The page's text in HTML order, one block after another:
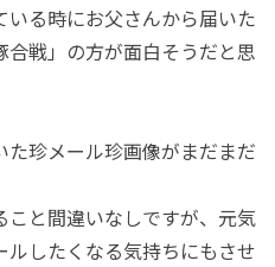
る時にお父さんから届いた
合戦」の方が面白そうだと思
珍メール珍画像がまだまだ
と間違いなしですが、元気
したくなる気持ちにもさせ